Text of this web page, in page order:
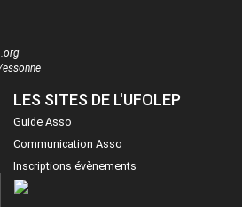
LES SITES DE L'UFOLEP
Guide Asso
Communication Asso
Inscriptions évènements